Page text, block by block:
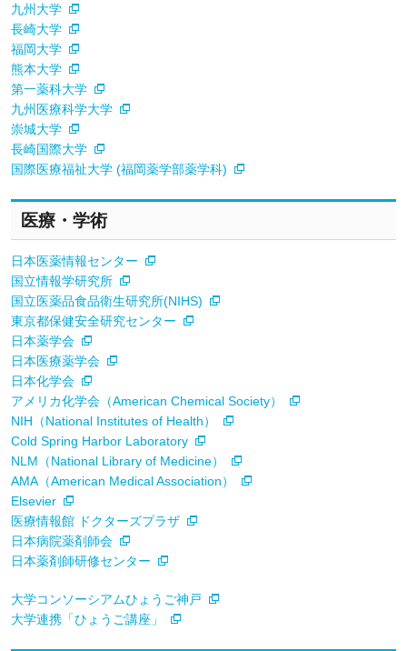
九州大学
長崎大学
福岡大学
熊本大学
第一薬科大学
九州医療科学大学
崇城大学
長崎国際大学
国際医療福祉大学 (福岡薬学部薬学科)
医療・学術
日本医薬情報センター
国立情報学研究所
国立医薬品食品衛生研究所(NIHS)
東京都保健安全研究センター
日本薬学会
日本医療薬学会
日本化学会
アメリカ化学会（American Chemical Society）
NIH（National Institutes of Health）
Cold Spring Harbor Laboratory
NLM（National Library of Medicine）
AMA（American Medical Association）
Elsevier
医療情報館 ドクターズプラザ
日本病院薬剤師会
日本薬剤師研修センター
大学コンソーシアムひょうご神戸
大学連携「ひょうご講座」